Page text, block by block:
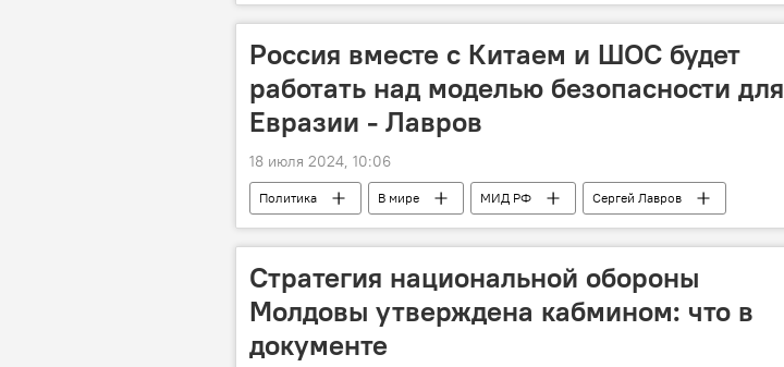
Россия вместе с Китаем и ШОС будет
работать над моделью безопасности для
Евразии - Лавров
18 июля 2024, 10:06
Политика В мире МИД РФ Сергей Лавров
Стратегия национальной обороны
Молдовы утверждена кабмином: что в
документе